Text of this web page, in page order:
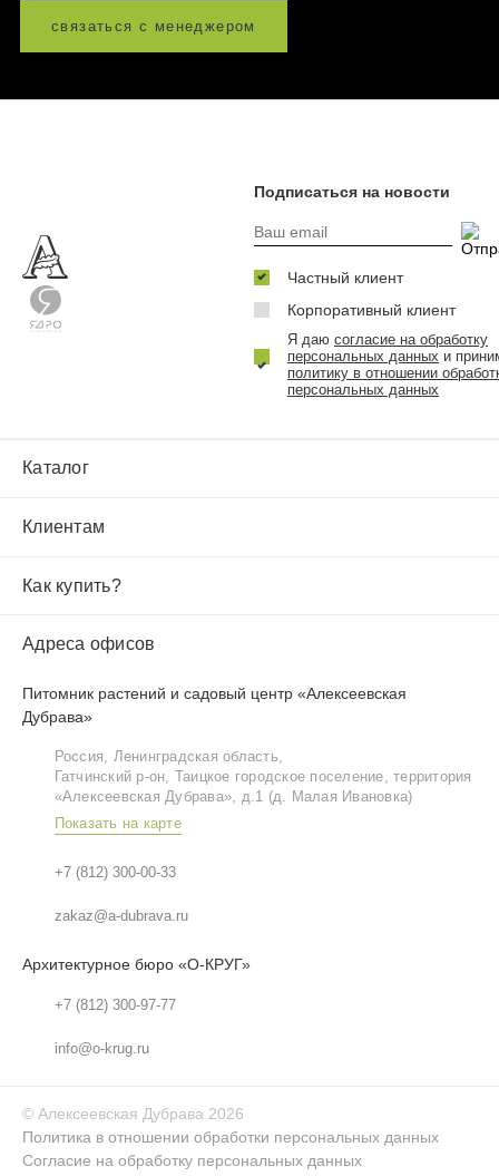
связаться с менеджером
Каталог
Клиентам
Как купить?
Адреса офисов
Питомник растений и садовый центр «Алексеевская
Дубрава»
Россия, Ленинградская область,
Гатчинский р‑он, Таицкое городское поселение, территория
«Алексеевская Дубрава», д.1 (д. Малая Ивановка)
Показать на карте
+7 (812) 300-00-33
zakaz@a-dubrava.ru
Архитектурное бюро «О-КРУГ»
+7 (812) 300-97-77
info@o-krug.ru
Подписаться на новости
Частный клиент
Корпоративный клиент
Я даю согласие на обработку
персональных данных и
политику в отношении
персональных данных
© Алексеевская Дубрава 2026
Политика в отношении обработки персональных данных
Согласие на обработку персональных данных